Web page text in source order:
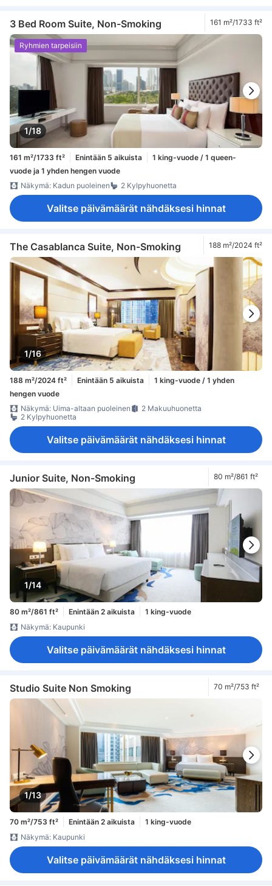
3 Bed Room Suite, Non-Smoking 161 m²/1733 ft²
1/18
Ryhmien tarpeisiin
161 m²/1733 ft² Enintään 5 aikuista
1 king-vuode / 1 queen-
vuode ja 1 yhden hengen vuode
Näkymä: Kadun puoleinen
2 Kylpyhuonetta
Valitse päivämäärät nähdäksesi hinnat
The Casablanca Suite, Non-Smoking 188 m²/2024 ft²
1/16
188 m²/2024 ft² Enintään 5 aikuista
1 king-vuode / 1 yhden
hengen vuode
Näkymä: Uima-altaan puoleinen
2 Makuuhuonetta
2 Kylpyhuonetta
Valitse päivämäärät nähdäksesi hinnat
Junior Suite, Non-Smoking 80 m²/861 ft²
1/14
80 m²/861 ft² Enintään 2 aikuista
1 king-vuode
Näkymä: Kaupunki
Valitse päivämäärät nähdäksesi hinnat
Studio Suite Non Smoking 70 m²/753 ft²
1/13
70 m²/753 ft² Enintään 2 aikuista
1 king-vuode
Näkymä: Kaupunki
Valitse päivämäärät nähdäksesi hinnat